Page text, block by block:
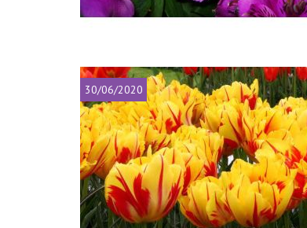
30/06/2020